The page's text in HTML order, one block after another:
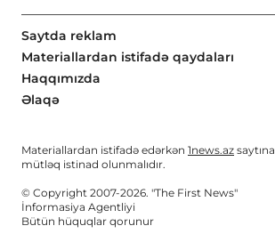
Saytda reklam
Materiallardan istifadə qaydaları
Haqqımızda
Əlaqə
Materiallardan istifadə edərkən 1news.az saytına
mütləq istinad olunmalıdır.
© Copyright 2007-2026. "The First News"
İnformasiya Agentliyi
Bütün hüquqlar qorunur